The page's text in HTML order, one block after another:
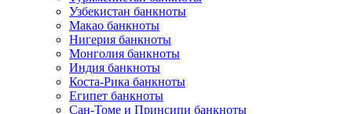
Узбекистан банкноты
Макао банкноты
Нигерия банкноты
Монголия банкноты
Индия банкноты
Коста-Рика банкноты
Египет банкноты
Сан-Томе и Принсипи банкноты